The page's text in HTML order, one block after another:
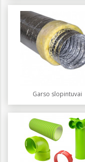
Garso slopintuvai